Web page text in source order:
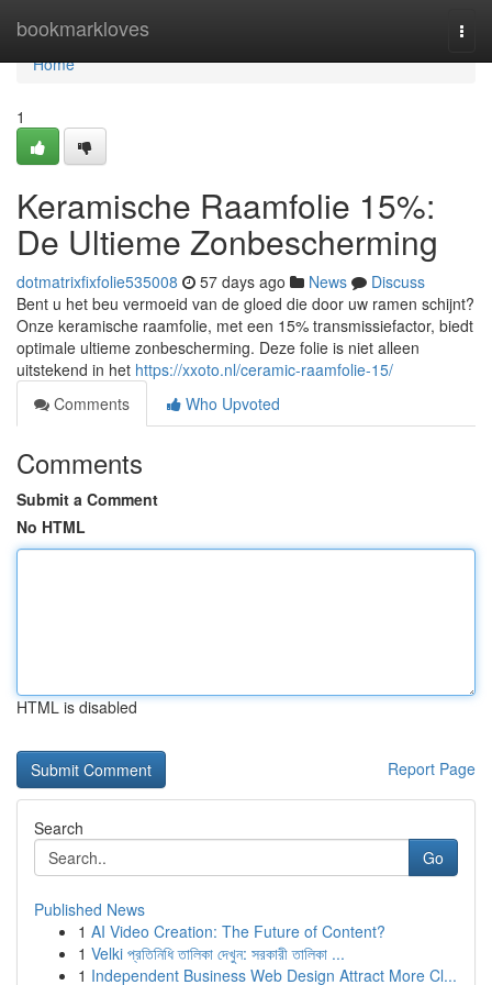
bookmarkloves
Home
Home
1
Keramische Raamfolie 15%:
De Ultieme Zonbescherming
dotmatrixfixfolie535008 57 days ago News
Discuss
Bent u het beu vermoeid van de gloed die door uw ramen schijnt?
Onze keramische raamfolie, met een 15% transmissiefactor, biedt
optimale ultieme zonbescherming. Deze folie is niet alleen
uitstekend in het https://xxoto.nl/ceramic-raamfolie-15/
Comments
Who Upvoted
Comments
Submit a Comment
No HTML
HTML is disabled
Report Page
Search
Go
Published News
1 AI Video Creation: The Future of Content?
1 Velki প্রতিনিধি তালিকা দেখুন: সরকারী তালিকা ...
1 Independent Business Web Design Attract More Cl...